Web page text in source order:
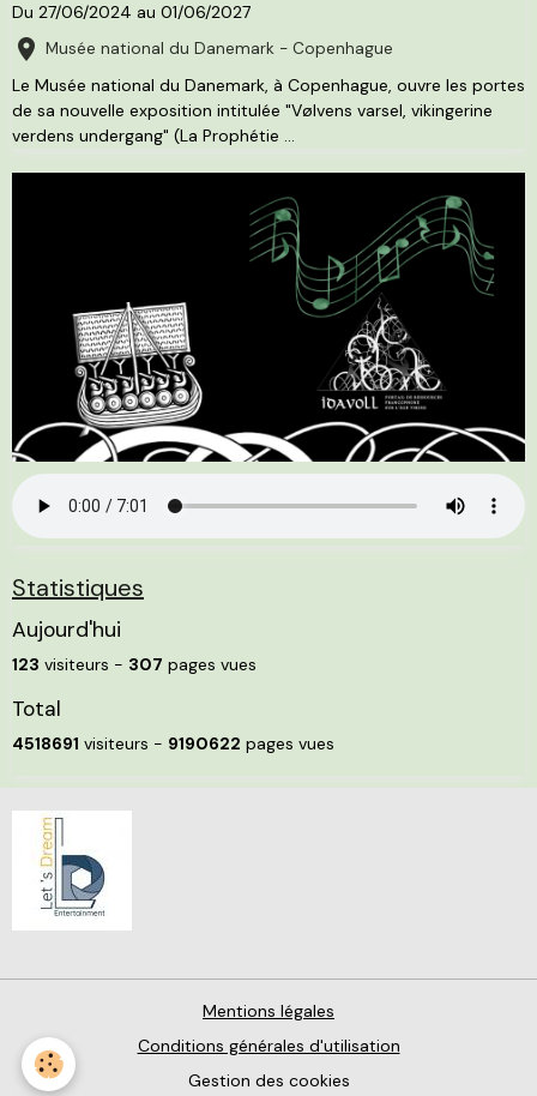
Du 27/06/2024 au 01/06/2027
Musée national du Danemark - Copenhague
Le Musée national du Danemark, à Copenhague, ouvre les portes
de sa nouvelle exposition intitulée "Vølvens varsel, vikingerine
verdens undergang" (La Prophétie ...
Statistiques
Aujourd'hui
123 visiteurs - 307 pages vues
Total
4518691 visiteurs - 9190622 pages vues
Mentions légales
Conditions générales d'utilisation
Gestion des cookies